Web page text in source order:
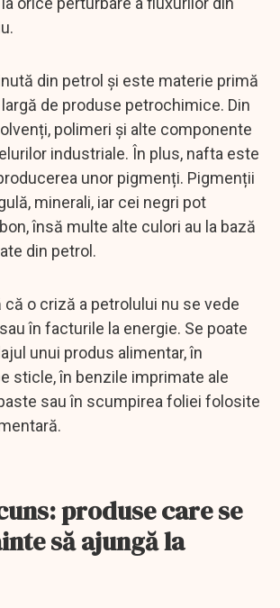
din petrol și este materie primă
de produse petrochimice. Din
polimeri și alte componente
industriale. În plus, nafta este
unor pigmenți. Pigmenții
minerali, iar cei negri pot
însă multe alte culori au la bază
din petrol.
o criză a petrolului nu se vede
în facturile la energie. Se poate
unui produs alimentar, în
sticle, în benzile imprimate ale
sau în scumpirea foliei folosite
produse care se
să ajungă la